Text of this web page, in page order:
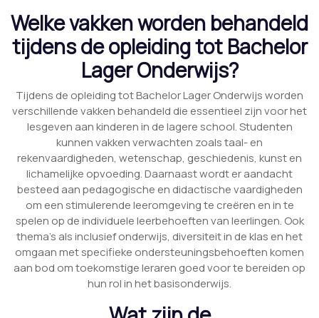
Welke vakken worden behandeld
tijdens de opleiding tot Bachelor
Lager Onderwijs?
Tijdens de opleiding tot Bachelor Lager Onderwijs worden
verschillende vakken behandeld die essentieel zijn voor het
lesgeven aan kinderen in de lagere school. Studenten
kunnen vakken verwachten zoals taal- en
rekenvaardigheden, wetenschap, geschiedenis, kunst en
lichamelijke opvoeding. Daarnaast wordt er aandacht
besteed aan pedagogische en didactische vaardigheden
om een stimulerende leeromgeving te creëren en in te
spelen op de individuele leerbehoeften van leerlingen. Ook
thema’s als inclusief onderwijs, diversiteit in de klas en het
omgaan met specifieke ondersteuningsbehoeften komen
aan bod om toekomstige leraren goed voor te bereiden op
hun rol in het basisonderwijs.